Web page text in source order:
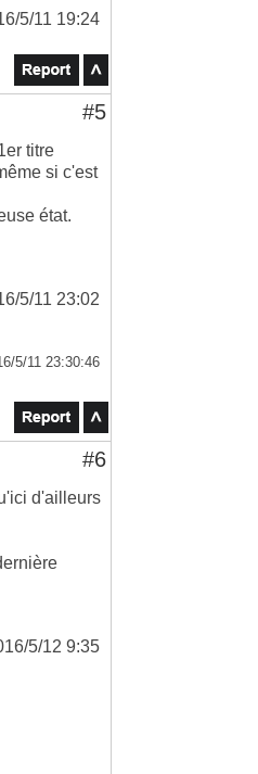
5/11 19:24
#5
titre
si c'est
état.
5/11 23:02
5/11 23:30:46
#6
d'ailleurs
5/12 9:35